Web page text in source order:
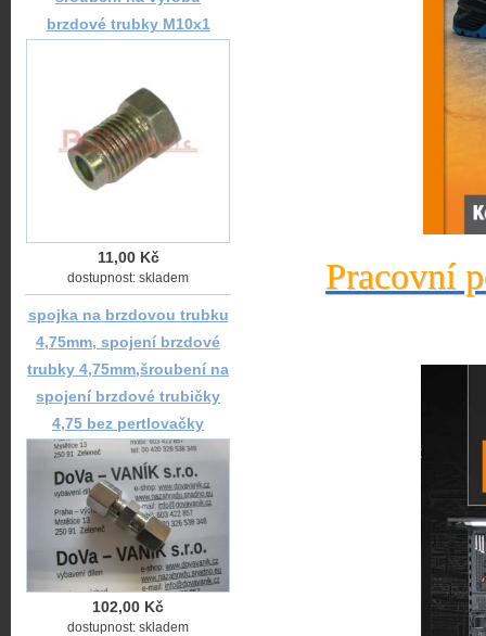
Pracovní
brzdové trubky M10x1
11,00 Kč
dostupnost: skladem
spojka na brzdovou trubku
4,75mm, spojení brzdové
trubky 4,75mm,šroubení na
spojení brzdové trubičky
4,75 bez pertlovačky
102,00 Kč
dostupnost: skladem